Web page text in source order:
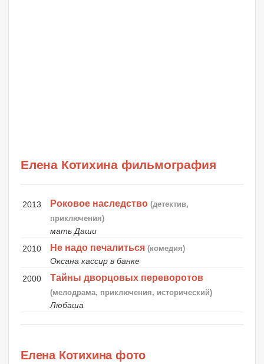
Елена Котихина фильмография
2013 Роковое наследство (детектив,
приключения)
мать Даши
2010
Не надо печалиться (комедия)
Оксана кассир в банке
2000
Тайны дворцовых переворотов
(мелодрама, приключения, исторический)
Любаша
Елена Котихина фото